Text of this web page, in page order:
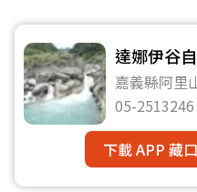
達娜伊谷
嘉義縣阿里
05-2513246
下載 APP 藏